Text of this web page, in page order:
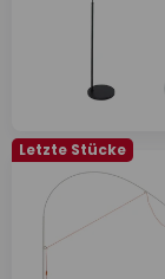
Letzte Stücke